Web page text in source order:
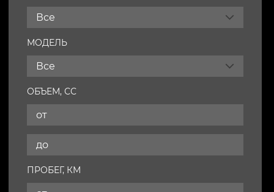
Все
МОДЕЛЬ
Все
ОБЪЕМ, СС
ПРОБЕГ, КМ